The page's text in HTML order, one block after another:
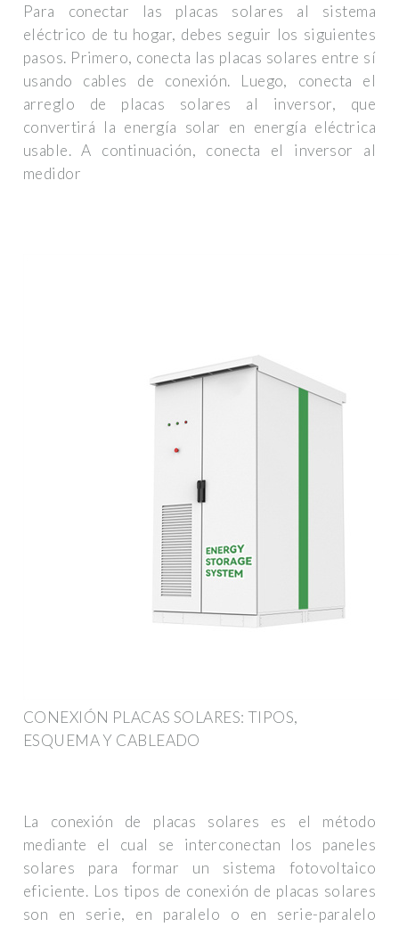
Para conectar las placas solares al sistema
eléctrico de tu hogar, debes seguir los siguientes
pasos. Primero, conecta las placas solares entre sí
usando cables de conexión. Luego, conecta el
arreglo de placas solares al inversor, que
convertirá la energía solar en energía eléctrica
usable. A continuación, conecta el inversor al
medidor
CONEXIÓN PLACAS SOLARES: TIPOS,
ESQUEMA Y CABLEADO
La conexión de placas solares es el método
mediante el cual se interconectan los paneles
solares para formar un sistema fotovoltaico
eficiente. Los tipos de conexión de placas solares
son en serie, en paralelo o en serie-paralelo